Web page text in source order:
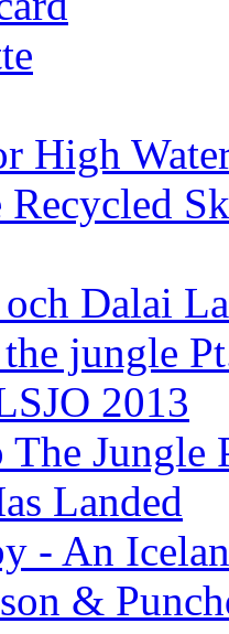
High
Dalai
jungle
2013
The Jungle
Landed
- An
&